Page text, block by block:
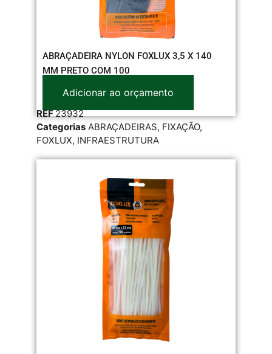
ABRAÇADEIRA NYLON FOXLUX 3,5 X 140
MM PRETO COM 100
Adicionar ao orçamento
REF23932
Categorias ABRAÇADEIRAS, FIXAÇÃO,
FOXLUX, INFRAESTRUTURA